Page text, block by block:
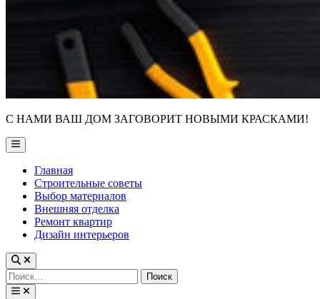
С НАМИ ВАШ ДОМ ЗАГОВОРИТ НОВЫМИ КРАСКАМИ!
Main
Menu
Главная
Строительные советы
Выбор материалов
Внешняя отделка
Ремонт квартир
Дизайн интерьеров
Найти: